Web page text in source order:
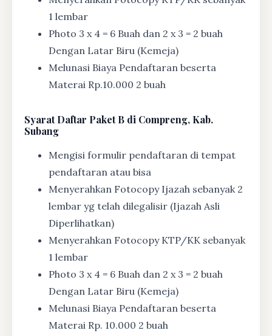
1 lembar
Photo 3 x 4 = 6 Buah dan 2 x 3 = 2 buah
Dengan Latar Biru (Kemeja)
Melunasi Biaya Pendaftaran beserta
Materai Rp.10.000 2 buah
SyaratDaftar Paket B di Compreng, Kab.
Subang
Mengisi formulir pendaftaran di tempat
pendaftaran atau bisa
Menyerahkan Fotocopy Ijazah sebanyak 2
lembar yg telah dilegalisir (Ijazah Asli
Diperlihatkan)
Menyerahkan Fotocopy KTP/KK sebanyak
1 lembar
Photo 3 x 4 = 6 Buah dan 2 x 3 = 2 buah
Dengan Latar Biru (Kemeja)
Melunasi Biaya Pendaftaran beserta
Materai Rp. 10.000 2 buah